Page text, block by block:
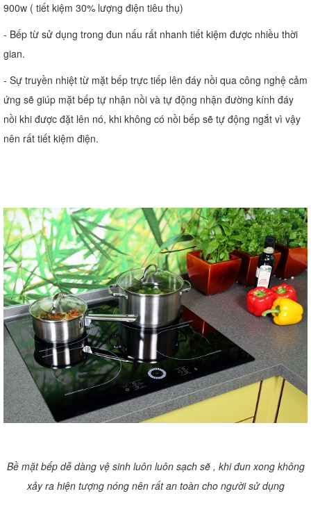
900w ( tiết kiệm 30% lượng điện tiêu thụ)
- Bếp từ sử dụng trong đun nấu rất nhanh tiết kiệm được nhiều thời
gian.
- Sự truyền nhiệt từ mặt bếp trực tiếp lên đáy nồi qua công nghệ cảm
ứng sẽ giúp mặt bếp tự nhận nồi và tự động nhận đường kính đáy
nồi khi được đặt lên nó, khi không có nồi bếp sẽ tự động ngắt vì vậy
nên rất tiết kiệm điện.
Bề mặt bếp dễ dàng vệ sinh luôn luôn sạch sẽ , khi đun xong không
xảy ra hiện tượng nóng nên rất an toàn cho người sử dụng